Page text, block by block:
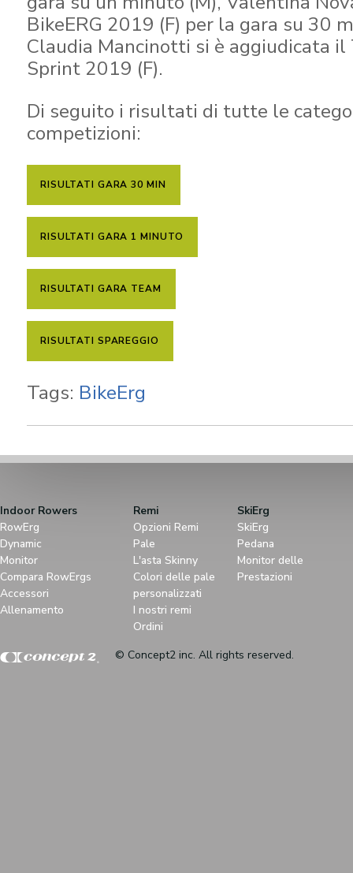
BikeERG 2019 (F) per la gara su 30
Claudia Mancinotti si è aggiudicata il
Sprint 2019 (F).
Di seguito i risultati di tutte le
competizioni:
RISULTATI GARA 30 MIN
RISULTATI GARA 1 MINUTO
RISULTATI GARA TEAM
RISULTATI SPAREGGIO
Tags: BikeErg
Indoor Rowers
RowErg
Dynamic
Monitor
Compara RowErgs
Accessori
Allenamento
Remi
Opzioni Remi
Pale
L'asta Skinny
Colori delle pale
personalizzati
I nostri remi
Ordini
SkiErg
SkiErg
Pedana
Monitor delle
Prestazioni
© Concept2 inc. All rights reserved.